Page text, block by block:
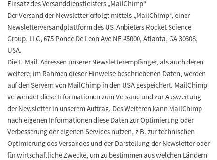
Einsatz des Versanddienstleisters „MailChimp“
Der Versand der Newsletter erfolgt mittels „MailChimp“, einer
Newsletterversandplattform des US-Anbieters Rocket Science
Group, LLC, 675 Ponce De Leon Ave NE #5000, Atlanta, GA 30308,
USA.
Die E-Mail-Adressen unserer Newsletterempfänger, als auch deren
weitere, im Rahmen dieser Hinweise beschriebenen Daten, werden
auf den Servern von MailChimp in den USA gespeichert. MailChimp
verwendet diese Informationen zum Versand und zur Auswertung
der Newsletter in unserem Auftrag. Des Weiteren kann MailChimp
nach eigenen Informationen diese Daten zur Optimierung oder
Verbesserung der eigenen Services nutzen, z.B. zur technischen
Optimierung des Versandes und der Darstellung der Newsletter oder
für wirtschaftliche Zwecke, um zu bestimmen aus welchen Ländern